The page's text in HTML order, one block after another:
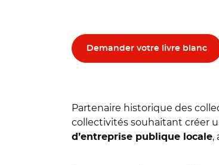
Demander votre livre blanc
Partenaire historique des
collectivités souhaitant créer
d’entreprise publique locale,